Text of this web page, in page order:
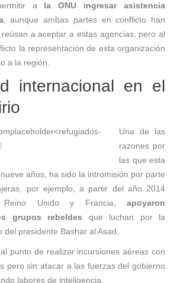
a la ONU ingresar asistencia
, aunque ambas partes en conflicto han
a aceptar a estas agencias, pero al
la representación de esta organización
a la región.
internacional en el
Una de las
razones por
las que esta
años, ha sido la intromisión por parte
por ejemplo, a partir del año 2014
Reino Unido y Francia, apoyaron
grupos rebeldes que luchan por la
del presidente Bashar al Asad.
punto de realizar incursiones aéreas con
pero sin atacar a las fuerzas del gobierno
labores de inteligencia.